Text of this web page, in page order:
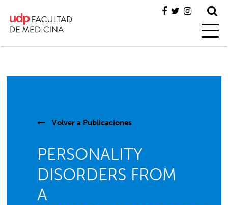
Volver a Publicaciones
PERSONALITY
DISORDERS FROM
A